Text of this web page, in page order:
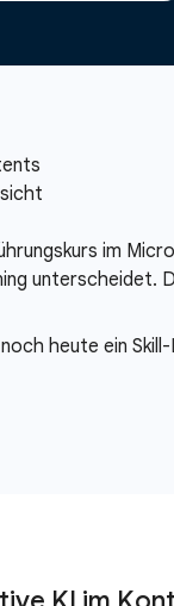
im
unterscheidet.
heute ein